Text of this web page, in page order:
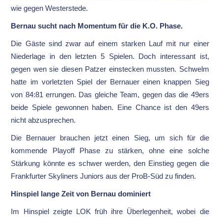
wie gegen Westerstede.
Bernau sucht nach Momentum für die K.O. Phase.
Die Gäste sind zwar auf einem starken Lauf mit nur einer
Niederlage in den letzten 5 Spielen. Doch interessant ist,
gegen wen sie diesen Patzer einstecken mussten. Schwelm
hatte im vorletzten Spiel der Bernauer einen knappen Sieg
von 84:81 errungen. Das gleiche Team, gegen das die 49ers
beide Spiele gewonnen haben. Eine Chance ist den 49ers
nicht abzusprechen.
Die Bernauer brauchen jetzt einen Sieg, um sich für die
kommende Playoff Phase zu stärken, ohne eine solche
Stärkung könnte es schwer werden, den Einstieg gegen die
Frankfurter Skyliners Juniors aus der ProB-Süd zu finden.
Hinspiel lange Zeit von Bernau dominiert
Im Hinspiel zeigte LOK früh ihre Überlegenheit, wobei die